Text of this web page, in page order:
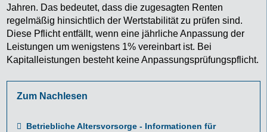
Jahren. Das bedeutet, dass die zugesagten Renten
regelmäßig hinsichtlich der Wertstabilität zu prüfen sind.
Diese Pflicht entfällt, wenn eine jährliche Anpassung der
Leistungen um wenigstens 1% vereinbart ist. Bei
Kapitalleistungen besteht keine Anpassungsprüfungspflicht.
Zum Nachlesen
Betriebliche Altersvorsorge - Informationen für